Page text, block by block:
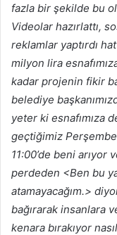
fazla bir şekilde bu
Videolar hazırlattı,
reklamlar yaptırdı
milyon lira
kadar projenin fikir
belediye
yeter ki esnafımıza
geçtiğimiz
11:00’de beni
perdeden <Ben bu
atamayacağım.>
bağırarak insanlara
kenara bırakıyor